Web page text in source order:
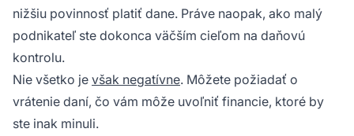
nižšiu povinnosť platiť dane. Práve naopak, ako malý
podnikateľ ste dokonca väčším cieľom na daňovú
kontrolu.
Nie všetko je však negatívne. Môžete požiadať o
vrátenie daní, čo vám môže uvoľniť financie, ktoré by
ste inak minuli.